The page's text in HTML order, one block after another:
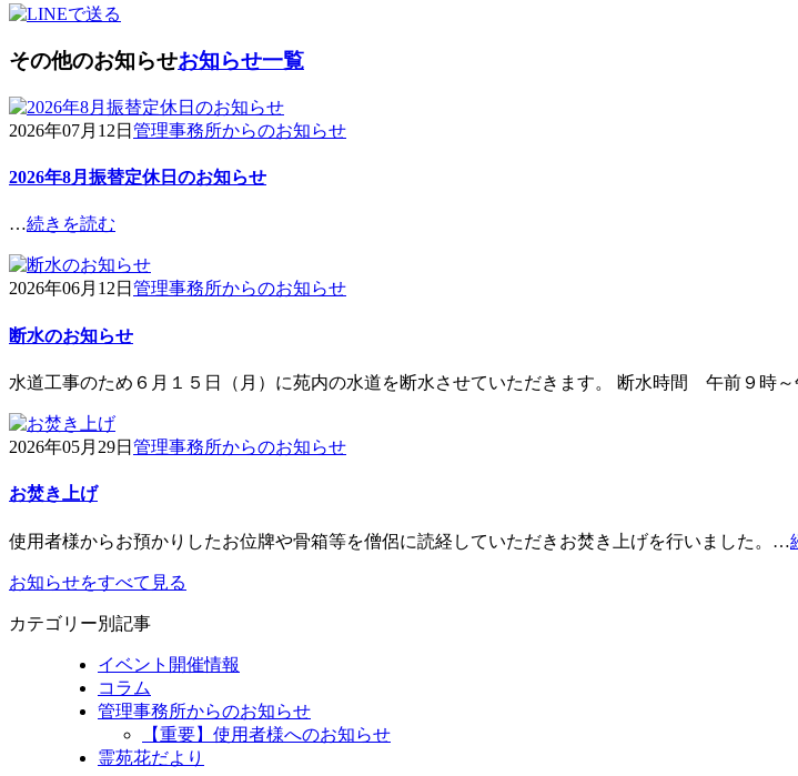
その他のお知らせお知らせ一覧
2026年07月12日 管理事務所からのお知らせ
2026年8月振替定休日のお知らせ
…続きを読む
2026年06月12日 管理事務所からのお知らせ
断水のお知らせ
水道工事のため６月１５日（月）に苑内の水道を断水させていただきます。 断水時間 午前９時
2026年05月29日 管理事務所からのお知らせ
お焚き上げ
使用者様からお預かりしたお位牌や骨箱等を僧侶に読経していただきお焚き上げを行いました。…
お知らせをすべて見る
カテゴリー別記事
イベント開催情報
コラム
管理事務所からのお知らせ
【重要】使用者様へのお知らせ
霊苑花だより